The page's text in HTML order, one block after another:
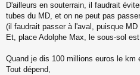
D'ailleurs en souterrain, il faudrait
tubes du MD, et on ne peut pas
(il faudrait passer à l'aval, puisque
Et, place Adolphe Max, le sous-sol
Quand je dis 100 millions euros le km
Tout dépend,